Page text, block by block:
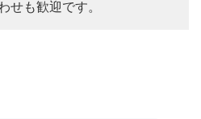
せも歓迎です。